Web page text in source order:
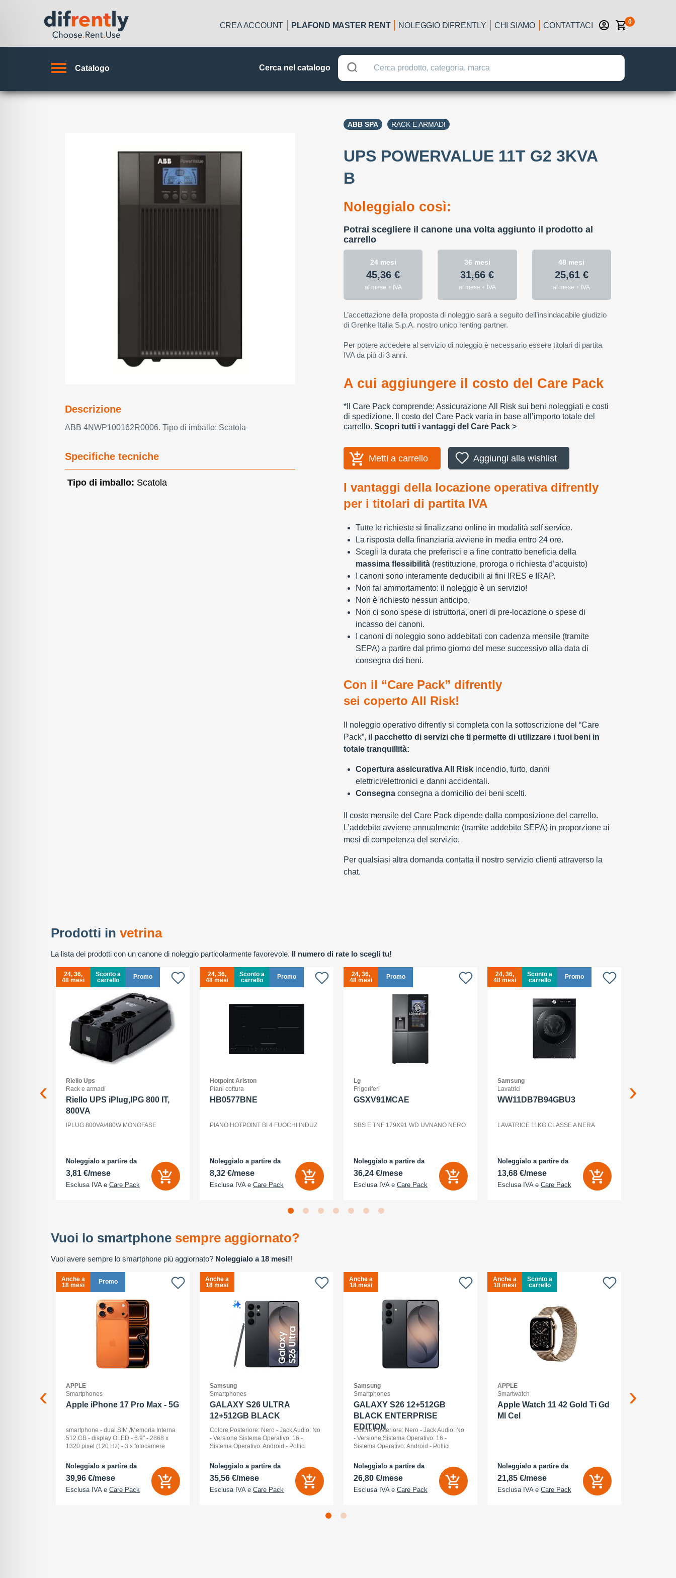
CREA ACCOUNT PLAFOND MASTER RENT NOLEGGIO DIFRENTLY CHI SIAMO CONTATTACI 0
Catalogo Cerca nel catalogo
Descrizione
ABB 4NWP100162R0006. Tipo di imballo: Scatola
Specifiche tecniche
Tipo di imballo: Scatola
ABB SPA RACK E ARMADI
UPS POWERVALUE 11T G2 3KVA
B
Noleggialo così:
Potrai scegliere il canone una volta aggiunto il prodotto al
carrello
24 mesi
45,36 €
al mese + IVA
36 mesi
31,66 €
al mese + IVA
48 mesi
25,61 €
al mese + IVA
L’accettazione della proposta di noleggio sarà a seguito dell’insindacabile giudizio
di Grenke Italia S.p.A. nostro unico renting partner.
Per potere accedere al servizio di noleggio è necessario essere titolari di partita
IVA da più di 3 anni.
A cui aggiungere il costo del Care Pack
*Il Care Pack comprende: Assicurazione All Risk sui beni noleggiati e costi
di spedizione. Il costo del Care Pack varia in base all’importo totale del
carrello. Scopri tutti i vantaggi del Care Pack >
Metti a carrello Aggiungi alla wishlist
I vantaggi della locazione operativa difrently
per i titolari di partita IVA
Tutte le richieste si finalizzano online in modalità self service.
La risposta della finanziaria avviene in media entro 24 ore.
Scegli la durata che preferisci e a fine contratto beneficia della
massima flessibilità(restituzione, proroga o richiesta d’acquisto)
I canoni sono interamente deducibili ai fini IRES e IRAP.
Non fai ammortamento: il noleggio è un servizio!
Non è richiesto nessun anticipo.
Non ci sono spese di istruttoria, oneri di pre-locazione o spese di
incasso dei canoni.
I canoni di noleggio sono addebitati con cadenza mensile (tramite
SEPA) a partire dal primo giorno del mese successivo alla data di
consegna dei beni.
Con il “Care Pack” difrently
sei coperto All Risk!
Il noleggio operativo difrently si completa con la sottoscrizione del “Care
Pack”, il pacchetto di servizi che ti permette di utilizzare i tuoi beni in
totale tranquillità:
Copertura assicurativa All Riskincendio, furto, danni
elettrici/elettronici e danni accidentali.
Consegnaconsegna a domicilio dei beni scelti.
Il costo mensile del Care Pack dipende dalla composizione del carrello.
L’addebito avviene annualmente (tramite addebito SEPA) in proporzione ai
mesi di competenza del servizio.
Per qualsiasi altra domanda contatta il nostro servizio clienti attraverso la
chat.
Prodotti in vetrina
La lista dei prodotti con un canone di noleggio particolarmente favorevole. Il numero di rate lo scegli tu!
24, 36,
48 mesi
Sconto a
carrello
Promo
Riello Ups
Rack e armadi
Riello UPS iPlug,IPG 800 IT,
800VA
IPLUG 800VA/480W MONOFASE
Noleggialo a partire da
3,81 €/mese
Esclusa IVA e Care Pack
24, 36,
48 mesi
Sconto a
carrello
Promo
Hotpoint Ariston
Piani cottura
HB0577BNE
PIANO HOTPOINT BI 4 FUOCHI INDUZ
Noleggialo a partire da
8,32 €/mese
Esclusa IVA e Care Pack
24, 36,
48 mesi
Promo
Lg
Frigoriferi
GSXV91MCAE
SBS E TNF 179X91 WD UVNANO NERO
Noleggialo a partire da
36,24 €/mese
Esclusa IVA e Care Pack
24, 36,
48 mesi
Sconto a
carrello
Promo
Samsung
Lavatrici
WW11DB7B94GBU3
LAVATRICE 11KG CLASSE A NERA
Noleggialo a partire da
13,68 €/mese
Esclusa IVA e Care Pack
Vuoi lo smartphone sempre aggiornato?
Vuoi avere sempre lo smartphone più aggiornato? Noleggialo a 18 mesi!!
Anche a
18 mesi
Promo
APPLE
Smartphones
Apple iPhone 17 Pro Max - 5G
smartphone - dual SIM /Memoria Interna
512 GB - display OLED - 6.9" - 2868 x
1320 pixel (120 Hz) - 3 x fotocamere
camera 18 Megapixel - arancione
cosmico
Noleggialo a partire da
39,96 €/mese
Esclusa IVA e Care Pack
Anche a
18 mesi
Samsung
Smartphones
GALAXY S26 ULTRA
12+512GB BLACK
Colore Posteriore: Nero - Jack Audio: No
- Versione Sistema Operativo: 16 -
Sistema Operativo: Android - Pollici
AMOLED 2x - Memoria Interna (ROM):
512 GB - Espandibile fino a: 0 GB - Dual
Noleggialo a partire da
35,56 €/mese
Esclusa IVA e Care Pack
Anche a
18 mesi
Samsung
Smartphones
GALAXY S26 12+512GB
BLACK ENTERPRISE
EDITION
Colore Posteriore: Nero - Jack Audio: No
- Versione Sistema Operativo: 16 -
Sistema Operativo: Android - Pollici
- Memoria Interna (ROM): 512 GB -
Espandibile fino a: 0 GB - Dual Sim: Sì
Noleggialo a partire da
26,80 €/mese
Esclusa IVA e Care Pack
Anche a
18 mesi
Sconto a
carrello
APPLE
Smartwatch
Apple Watch 11 42 Gold Ti Gd
Ml Cel
Noleggialo a partire da
21,85 €/mese
Esclusa IVA e Care Pack